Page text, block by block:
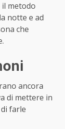
il metodo
notte e ad
che
ancora
di mettere in
farle